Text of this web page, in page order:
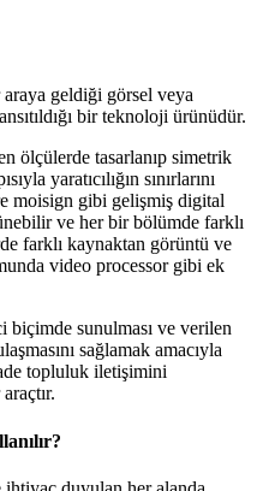
geldiği görsel veya
bir teknoloji ürünüdür.
ölçülerde tasarlanıp simetrik
yaratıcılığın sınırlarını
moisign gibi gelişmiş digital
ve her bir bölümde farklı
farklı kaynaktan görüntü ve
video processor gibi ek
sunulması ve verilen
sağlamak amacıyla
topluluk iletişimini